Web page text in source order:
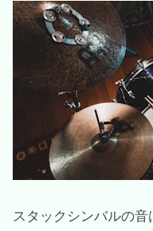
スタックシンバルの